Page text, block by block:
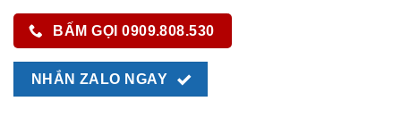
BẤM GỌI 0909.808.530
NHẮN ZALO NGAY